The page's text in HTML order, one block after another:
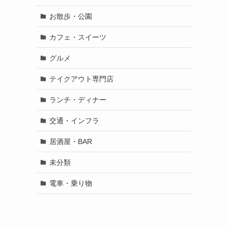
お散歩・公園
カフェ・スイーツ
グルメ
テイクアウト専門店
ランチ・ディナー
交通・インフラ
居酒屋・BAR
未分類
電車・乗り物